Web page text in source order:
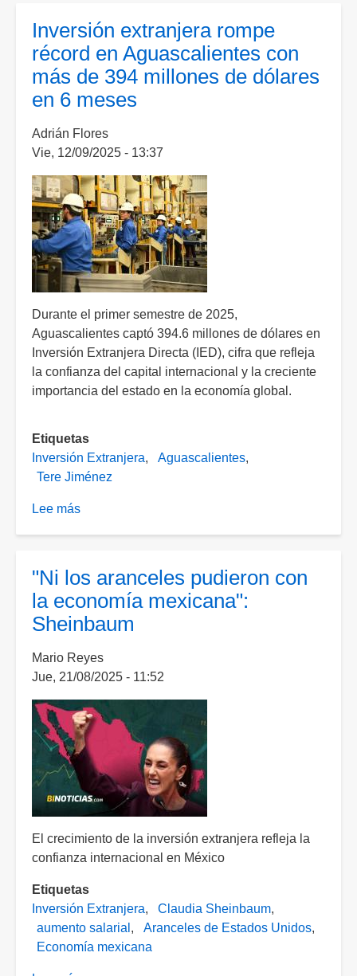
hace
gira
de
trabajo
en
India;
fue
buscar
nuevas
inversiones
Inversión extranjera rompe
récord en Aguascalientes con
más de 394 millones de dólares
en 6 meses
Adrián Flores
Vie, 12/09/2025 - 13:37
Durante el primer semestre de 2025,
Aguascalientes captó 394.6 millones de dólares en
Inversión Extranjera Directa (IED), cifra que refleja
la confianza del capital internacional y la creciente
importancia del estado en la economía global.
Etiquetas
Inversión Extranjera
Aguascalientes
Tere Jiménez
Lee más
récord
en
Aguascalientes
más
de
394
millones
de
dólares
6
meses
"Ni los aranceles pudieron con
la economía mexicana":
Sheinbaum
Mario Reyes
Jue, 21/08/2025 - 11:52
El crecimiento de la inversión extranjera refleja la
confianza internacional en México
Etiquetas
Inversión Extranjera
Claudia Sheinbaum
aumento salarial
Aranceles de Estados Unidos
Economía mexicana